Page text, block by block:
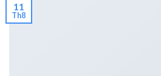
11
Th8